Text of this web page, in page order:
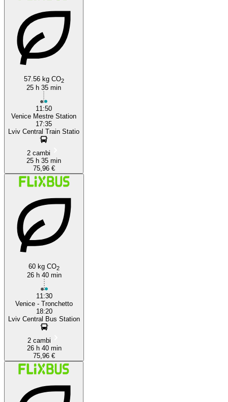
57.56 kg CO2
25 h 35 min
11:50
Venice Mestre Station
17:35
Lviv Central Train Statio
2 cambi
25 h 35 min
75,96 €
60 kg CO2
26 h 40 min
11:30
Venice - Tronchetto
18:20
Lviv Central Bus Station
2 cambi
26 h 40 min
75,96 €